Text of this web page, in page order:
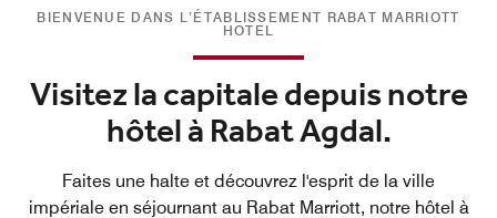
BIENVENUE DANS L’ÉTABLISSEMENT RABAT MARRIOTT
HOTEL
Visitez la capitale depuis notre
hôtel à Rabat Agdal.
Faites une halte et découvrez l'esprit de la ville
impériale en séjournant au Rabat Marriott, notre hôtel à